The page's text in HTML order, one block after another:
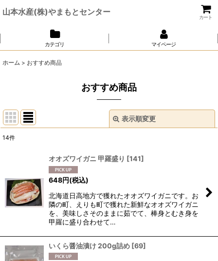
山本水産(株)やまもとセンター
カート
カテゴリ マイページ
ホーム > おすすめ商品
おすすめ商品
表示順変更
絞り込む
14件
オオズワイガニ 甲羅盛り [141]
648円(税込)
北海道日高地方で獲れたオオズワイガニです。お
隣の町、えりも町で獲れた新鮮なオオズワイガニ
を、美味しさそのままに茹でて、棒身とむき身を
甲羅に盛り合わせて…
いくら醤油漬け 200g詰め [69]